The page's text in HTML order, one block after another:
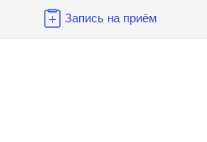
Запись на приём